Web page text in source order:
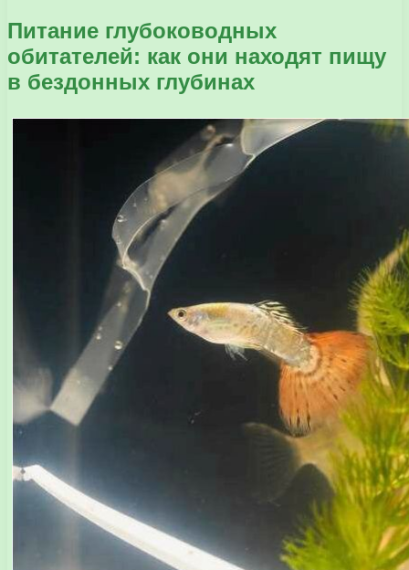
Питание глубоководных
обитателей: как они находят пищу
в бездонных глубинах